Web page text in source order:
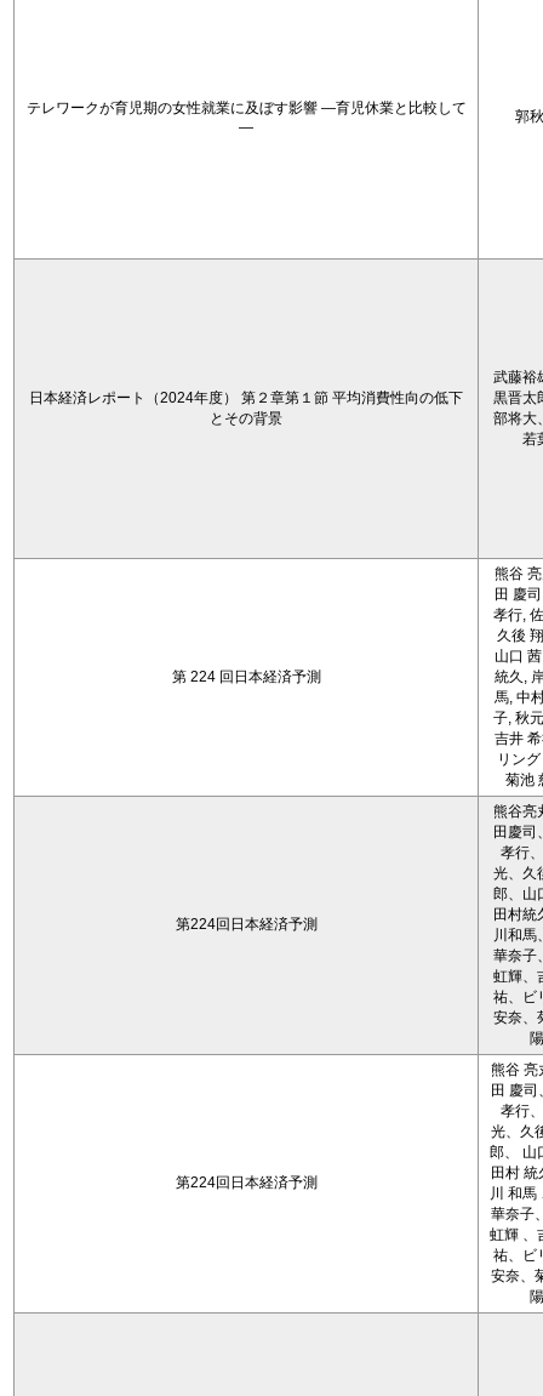
テレワークが育児期の女性就業に及ぼす影響 ―育児休業と比較して
―
郭
日本経済レポート（2024年度） 第２章第１節 平均消費性向の低下
とその背景
武藤裕
黒晋太
部将大
若
第 224 回日本経済予測
熊谷
田 慶
孝行,
久後
山口
統久,
馬, 中
子, 秋
吉井
リン
菊池
第224回日本経済予測
熊谷亮
田慶司
孝行
光、久
郎、山
田村統
川和馬
華奈子
虹輝、
祐、ビ
安奈、
陽
第224回日本経済予測
熊谷 亮
田 慶司
孝行
光、久
郎、 山
田村 統
川 和馬
華奈子
虹輝 、
祐、ビ
安奈、
陽